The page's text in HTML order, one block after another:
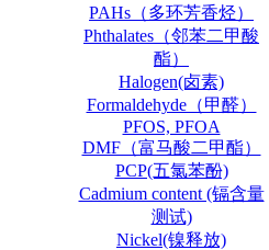
PAHs（多环芳香烃）
Phthalates（邻苯二甲酸
酯）
Halogen(卤素)
Formaldehyde（甲醛）
PFOS, PFOA
DMF（富马酸二甲酯）
PCP(五氯苯酚)
Cadmium content (镉含量
测试)
Nickel(镍释放)